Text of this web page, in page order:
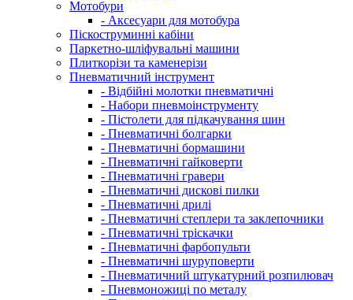
Мотобури
- Аксесуари для мотобура
Піскоструминні кабіни
Паркетно-шліфувальні машини
Плиткорізи та каменерізи
Пневматичний інструмент
- Відбійні молотки пневматичні
- Набори пневмоінструменту
- Пістолети для підкачування шин
- Пневматичні болгарки
- Пневматичні бормашини
- Пневматичні гайковерти
- Пневматичні гравери
- Пневматичні дискові пилки
- Пневматичні дрилі
- Пневматичні степлери та заклепочники
- Пневматичні тріскачки
- Пневматичні фарбопульти
- Пневматичні шуруповерти
- Пневматичний штукатурний розпилювач
- Пневмоножиці по металу